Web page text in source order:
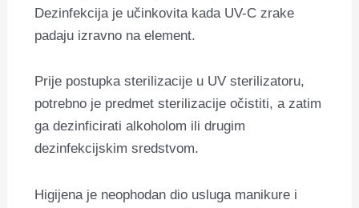
Dezinfekcija je učinkovita kada UV-C zrake
padaju izravno na element.
Prije postupka sterilizacije u UV sterilizatoru,
potrebno je predmet sterilizacije očistiti, a zatim
ga dezinficirati alkoholom ili drugim
dezinfekcijskim sredstvom.
Higijena je neophodan dio usluga manikure i